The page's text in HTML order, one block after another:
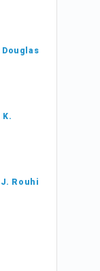
Douglas
K.
J. Rouhi